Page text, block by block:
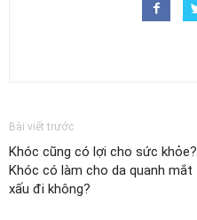
Bài viết trước
Khóc cũng có lợi cho sức khỏe?
Khóc có làm cho da quanh mắt
xấu đi không?